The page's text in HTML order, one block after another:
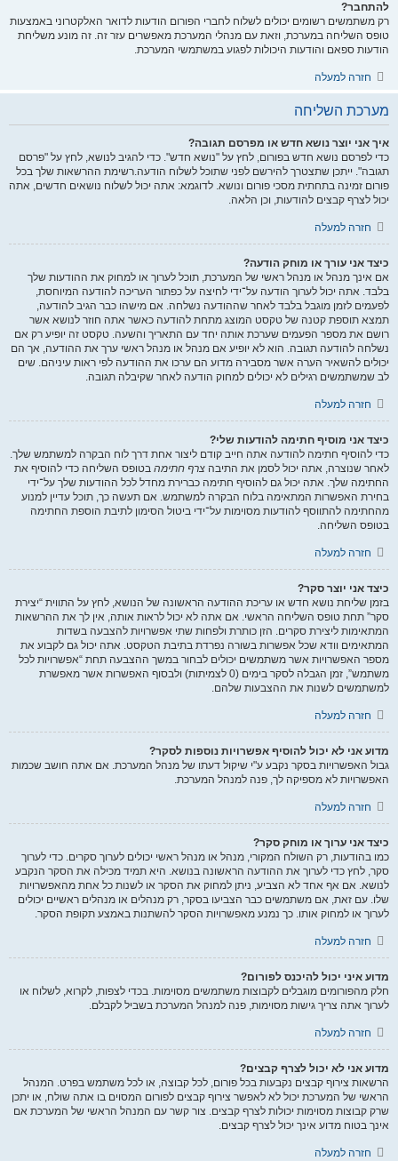
להתחבר?
רק משתמשים רשומים יכולים לשלוח לחברי הפורום הודעות לדואר האלקטרוני באמצעות
טופס השליחה במערכת, וזאת עם מנהלי המערכת מאפשרים עזר זה. זה מונע משליחת
הודעות ספאם והודעות היכולות לפגוע במשתמשי המערכת.
חזרה למעלה
מערכת השליחה
איך אני יוצר נושא חדש או מפרסם תגובה?
כדי לפרסם נושא חדש בפורום, לחץ על "נושא חדש". כדי להגיב לנושא, לחץ על "פרסם
תגובה". ייתכן שתצטרך להירשם לפני שתוכל לשלוח הודעה.רשימת ההרשאות שלך בכל
פורום זמינה בתחתית מסכי פורום ונושא. לדוגמא: אתה יכול לשלוח נושאים חדשים, אתה
יכול לצרף קבצים להודעות, וכן הלאה.
חזרה למעלה
כיצד אני עורך או מוחק הודעה?
אם אינך מנהל או מנהל ראשי של המערכת, תוכל לערוך או למחוק את ההודעות שלך
בלבד. אתה יכול לערוך הודעה על־ידי לחיצה על כפתור העריכה להודעה המיוחסת,
לפעמים לזמן מוגבל בלבד לאחר שההודעה נשלחה. אם מישהו כבר הגיב להודעה,
תמצא תוספת קטנה של טקסט המוצג מתחת להודעה כאשר אתה חוזר לנושא אשר
רושם את מספר הפעמים שערכת אותה יחד עם התאריך והשעה. טקסט זה יופיע רק אם
נשלחה להודעה תגובה. הוא לא יופיע אם מנהל או מנהל ראשי ערך את ההודעה, אך הם
יכולים להשאיר הערה אשר מסבירה מדוע הם ערכו את ההודעה לפי ראות עיניהם. שים
לב שמשתמשים רגילים לא יכולים למחוק הודעה לאחר שקיבלה תגובה.
חזרה למעלה
כיצד אני מוסיף חתימה להודעות שלי?
כדי להוסיף חתימה להודעה אתה חייב קודם ליצור אחת דרך לוח הבקרה למשתמש שלך.
לאחר שנוצרה, אתה יכול לסמן את התיבה צרף חתימה בטופס השליחה כדי להוסיף את
החתימה שלך. אתה יכול גם להוסיף חתימה כברירת מחדל לכל ההודעות שלך על־ידי
בחירת האפשרות המתאימה בלוח הבקרה למשתמש. אם תעשה כך, תוכל עדיין למנוע
מהחתימה להתווסף להודעות מסוימות על־ידי ביטול הסימון לתיבת הוספת החתימה
בטופס השליחה.
חזרה למעלה
כיצד אני יוצר סקר?
בזמן שליחת נושא חדש או עריכת ההודעה הראשונה של הנושא, לחץ על התווית “יצירת
סקר” תחת טופס השליחה הראשי. אם אתה לא יכול לראות אותה, אין לך את ההרשאות
המתאימות ליצירת סקרים. הזן כותרת ולפחות שתי אפשרויות להצבעה בשדות
המתאימים וודא שכל אפשרות בשורה נפרדת בתיבת הטקסט. אתה יכול גם לקבוע את
מספר האפשרויות אשר משתמשים יכולים לבחור במשך ההצבעה תחת “אפשרויות לכל
משתמש”, זמן הגבלה לסקר בימים (0 לצמיתות) ולבסוף האפשרות אשר מאפשרת
למשתמשים לשנות את ההצבעות שלהם.
חזרה למעלה
מדוע אני לא יכול להוסיף אפשרויות נוספות לסקר?
גבול האפשרויות בסקר נקבע ע"י שיקול דעתו של מנהל המערכת. אם אתה חושב שכמות
האפשרויות לא מספיקה לך, פנה למנהל המערכת.
חזרה למעלה
כיצד אני ערוך או מוחק סקר?
כמו בהודעות, רק השולח המקורי, מנהל או מנהל ראשי יכולים לערוך סקרים. כדי לערוך
סקר, לחץ כדי לערוך את ההודעה הראשונה בנושא. היא תמיד מכילה את הסקר הנקבע
לנושא. אם אף אחד לא הצביע, ניתן למחוק את הסקר או לשנות כל אחת מהאפשרויות
שלו. עם זאת, אם משתמשים כבר הצביעו בסקר, רק מנהלים או מנהלים ראשיים יכולים
לערוך או למחוק אותו. כך נמנע מאפשרויות הסקר להשתנות באמצע תקופת הסקר.
חזרה למעלה
מדוע איני יכול להיכנס לפורום?
חלק מהפורומים מוגבלים לקבוצות משתמשים מסוימות. בכדי לצפות, לקרוא, לשלוח או
לערוך אתה צריך גישות מסוימות, פנה למנהל המערכת בשביל לקבלם.
חזרה למעלה
מדוע אני לא יכול לצרף קבצים?
הרשאות צירוף קבצים נקבעות בכל פורום, לכל קבוצה, או לכל משתמש בפרט. המנהל
הראשי של המערכת יכול לא לאפשר צירוף קבצים לפורום המסוים בו אתה שולח, או יתכן
שרק קבוצות מסוימות יכולות לצרף קבצים. צור קשר עם המנהל הראשי של המערכת אם
אינך בטוח מדוע אינך יכול לצרף קבצים.
חזרה למעלה